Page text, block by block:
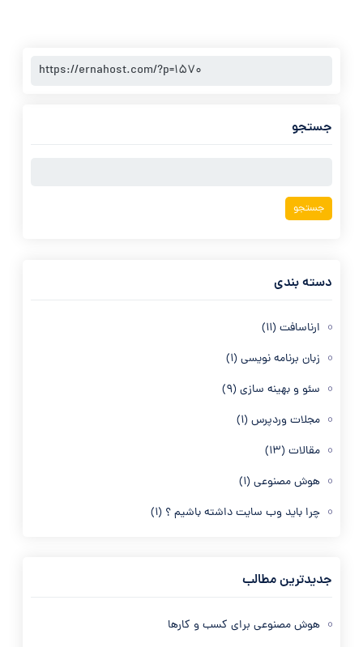
جستجو
دسته بندی
ارناسافت(11)
زبان برنامه نویسی(1)
سئو و بهینه سازی(9)
مجلات وردپرس(1)
مقالات(13)
هوش مصنوعی(1)
چرا باید وب سایت داشته باشیم ؟ (1)
جدیدترین مطالب
هوش مصنوعی برای کسب و کارها